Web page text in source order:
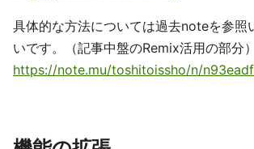
具体的な方法については過去noteを参照
いです。（記事中盤のRemix活用の部分）
https://note.mu/toshitoissho/n/